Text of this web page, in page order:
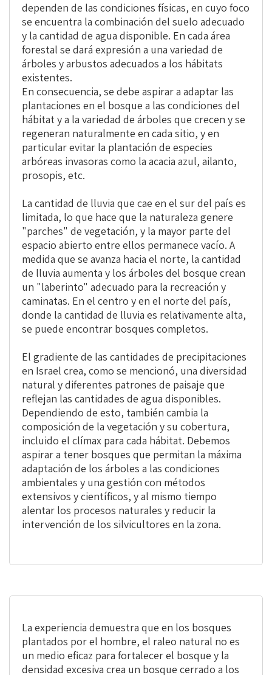
dependen de las condiciones físicas, en cuyo foco
se encuentra la combinación del suelo adecuado
y la cantidad de agua disponible. En cada área
forestal se dará expresión a una variedad de
árboles y arbustos adecuados a los hábitats
existentes.
En consecuencia, se debe aspirar a adaptar las
plantaciones en el bosque a las condiciones del
hábitat y a la variedad de árboles que crecen y se
regeneran naturalmente en cada sitio, y en
particular evitar la plantación de especies
arbóreas invasoras como la acacia azul, ailanto,
prosopis, etc.
La cantidad de lluvia que cae en el sur del país es
limitada, lo que hace que la naturaleza genere
"parches" de vegetación, y la mayor parte del
espacio abierto entre ellos permanece vacío. A
medida que se avanza hacia el norte, la cantidad
de lluvia aumenta y los árboles del bosque crean
un "laberinto" adecuado para la recreación y
caminatas. En el centro y en el norte del país,
donde la cantidad de lluvia es relativamente alta,
se puede encontrar bosques completos.
El gradiente de las cantidades de precipitaciones
en Israel crea, como se mencionó, una diversidad
natural y diferentes patrones de paisaje que
reflejan las cantidades de agua disponibles.
Dependiendo de esto, también cambia la
composición de la vegetación y su cobertura,
incluido el clímax para cada hábitat. Debemos
aspirar a tener bosques que permitan la máxima
adaptación de los árboles a las condiciones
ambientales y una gestión con métodos
extensivos y científicos, y al mismo tiempo
alentar los procesos naturales y reducir la
intervención de los silvicultores en la zona.
La experiencia demuestra que en los bosques
plantados por el hombre, el raleo natural no es
un medio eficaz para fortalecer el bosque y la
densidad excesiva crea un bosque cerrado a los